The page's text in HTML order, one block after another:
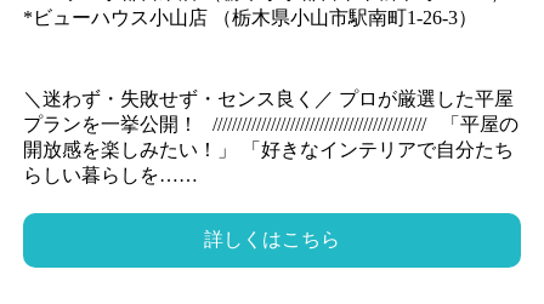
*ビューハウス小山店 （栃木県小山市駅南町1-26-3）
＼迷わず・失敗せず・センス良く／ プロが厳選した平屋
プランを一挙公開！ //////////////////////////////////////////// 「平屋の
開放感を楽しみたい！」 「好きなインテリアで自分たち
らしい暮らしを……
詳しくはこちら